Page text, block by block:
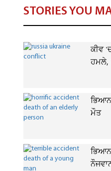
STORIES YOU
ਕੀਵ
ਹਮਲੇ,
ਮੌਤ